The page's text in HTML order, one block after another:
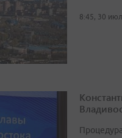
8:45, 30